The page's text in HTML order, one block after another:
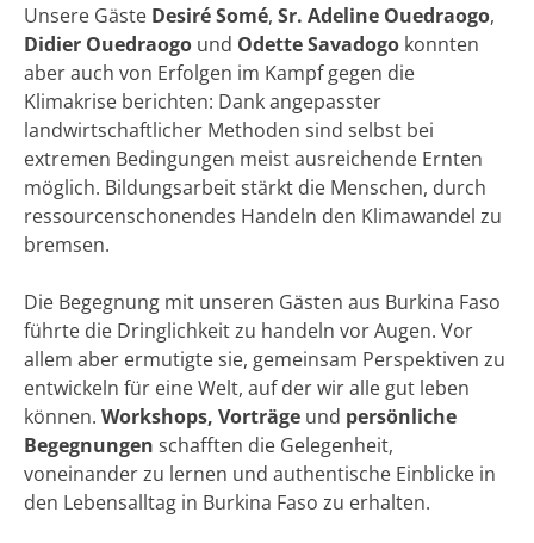
Unsere Gäste Desiré Somé, Sr. Adeline Ouedraogo,
Didier Ouedraogo und Odette Savadogo konnten
aber auch von Erfolgen im Kampf gegen die
Klimakrise berichten: Dank angepasster
landwirtschaftlicher Methoden sind selbst bei
extremen Bedingungen meist ausreichende Ernten
möglich. Bildungsarbeit stärkt die Menschen, durch
ressourcenschonendes Handeln den Klimawandel zu
bremsen.
Die Begegnung mit unseren Gästen aus Burkina Faso
führte die Dringlichkeit zu handeln vor Augen. Vor
allem aber ermutigte sie, gemeinsam Perspektiven zu
entwickeln für eine Welt, auf der wir alle gut leben
können. Workshops, Vorträge und persönliche
Begegnungen schafften die Gelegenheit,
voneinander zu lernen und authentische Einblicke in
den Lebensalltag in Burkina Faso zu erhalten.